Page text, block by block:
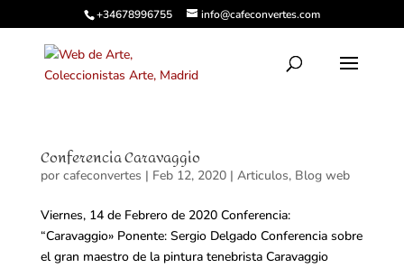
+34678996755 info@cafeconvertes.com
Conferencia Caravaggio
por cafeconvertes | Feb 12, 2020| Articulos, Blog web
Viernes, 14 de Febrero de 2020 Conferencia:
“Caravaggio» Ponente: Sergio Delgado Conferencia sobre
el gran maestro de la pintura tenebrista Caravaggio